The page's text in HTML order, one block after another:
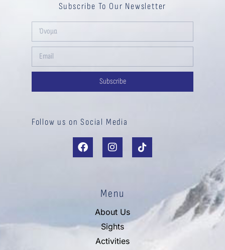
Subscribe To Our Newsletter
Subscribe
Follow us on Social Media
Menu
About Us
Sights
Activities